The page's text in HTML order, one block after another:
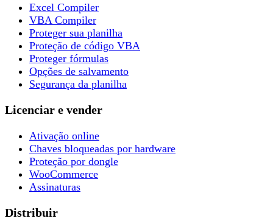
Excel Compiler
VBA Compiler
Proteger sua planilha
Proteção de código VBA
Proteger fórmulas
Opções de salvamento
Segurança da planilha
Licenciar e vender
Ativação online
Chaves bloqueadas por hardware
Proteção por dongle
WooCommerce
Assinaturas
Distribuir